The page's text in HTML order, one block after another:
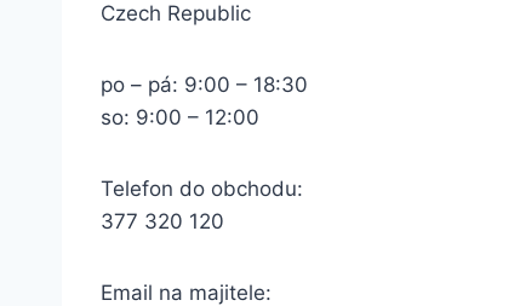
Czech Republic
po – pá: 9:00 – 18:30
so: 9:00 – 12:00
Telefon do obchodu:
377 320 120
Email na majitele: